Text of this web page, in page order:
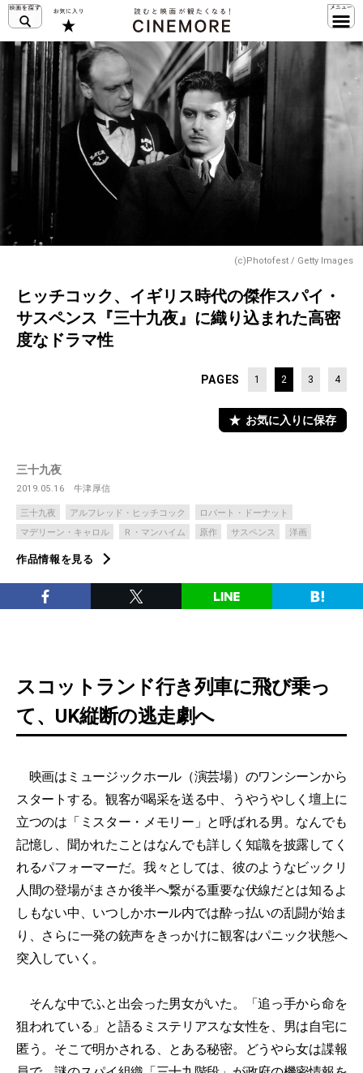
(c)Photofest / Getty Images
ヒッチコック、イギリス時代の傑作スパイ・
サスペンス『三十九夜』に織り込まれた高密
度なドラマ性
PAGES 1 2 3 4
お気に入りに保存
三十九夜
2019.05.16 牛津厚信
三十九夜 アルフレッド・ヒッチコック
ロバート・ドーナット
マデリーン・キャロル
Ｒ・マンハイム 原作 サスペンス 洋画
作品情報を見る
スコットランド行き列車に飛び乗っ
て、UK縦断の逃走劇へ
映画はミュージックホール（演芸場）のワンシーンから
スタートする。観客が喝采を送る中、うやうやしく壇上に
立つのは「ミスター・メモリー」と呼ばれる男。なんでも
記憶し、聞かれたことはなんでも詳しく知識を披露してく
れるパフォーマーだ。我々としては、彼のようなビックリ
人間の登場がまさか後半へ繋がる重要な伏線だとは知るよ
しもない中、いつしかホール内では酔っ払いの乱闘が始ま
り、さらに一発の銃声をきっかけに観客はパニック状態へ
突入していく。
そんな中でふと出会った男女がいた。「追っ手から命を
狙われている」と語るミステリアスな女性を、男は自宅に
匿う。そこで明かされる、とある秘密。どうやら女は諜報